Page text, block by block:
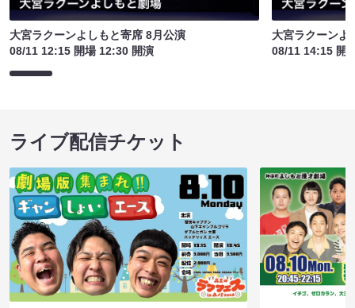
大宮ラクーンよしもと寄席 8月公演
08/11 12:15 開場 12:30 開演
大宮ラクーンよ
08/11 14:15 開
ライブ配信チケット